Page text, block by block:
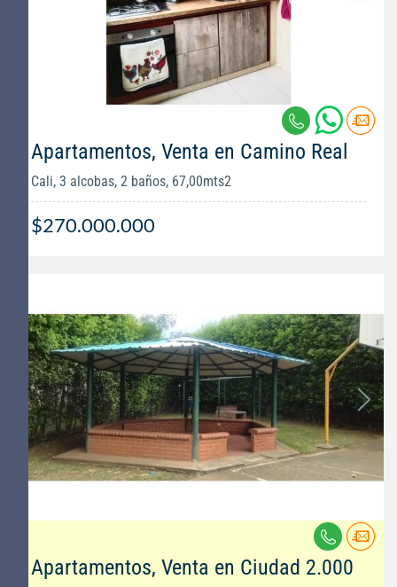
Apartamentos, Venta en Camino Real
Cali, 3 alcobas, 2 baños, 67,00mts2
$270.000.000
Apartamentos, Venta en Ciudad 2.000